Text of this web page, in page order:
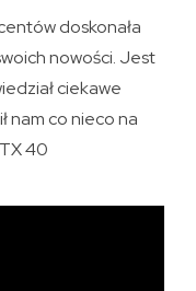
doskonała
nowości. Jest
ciekawe
nam co nieco na
40